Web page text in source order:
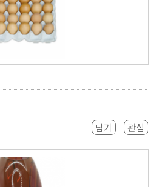
담기 관심